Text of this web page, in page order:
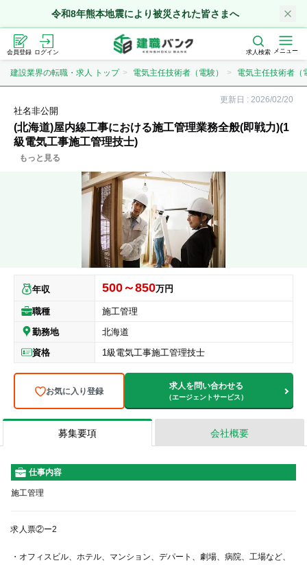
令和8年熊本地震により被災された皆さまへ
会員登録 ログイン 求人検索 メニュー
建設業界の転職・求人 トップ 電気主任技術者（電験） 電気主任技術者（
更新日 : 2026/02/20
社名非公開
(北海道)屋内線工事における施工管理業務全般(即戦力)(1
級電気工事施工管理技士)
もっと見る
年収 500～850万円
職種
施工管理
勤務地
北海道
資格
1級電気工事施工管理技士
お気に入り登録
求人を問い合わせる
（エージェントサービス）
募集要項 会社概要
仕事内容
施工管理
求人票②ー2
・オフィスビル、ホテル、マンション、デパート、劇場、病院、工場など、